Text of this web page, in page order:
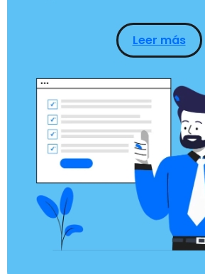
Leer más